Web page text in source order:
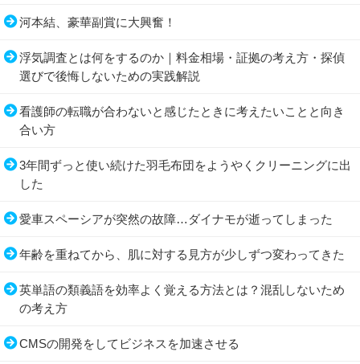
河本結、豪華副賞に大興奮！
浮気調査とは何をするのか｜料金相場・証拠の考え方・探偵
選びで後悔しないための実践解説
看護師の転職が合わないと感じたときに考えたいことと向き
合い方
3年間ずっと使い続けた羽毛布団をようやくクリーニングに出
した
愛車スペーシアが突然の故障…ダイナモが逝ってしまった
年齢を重ねてから、肌に対する見方が少しずつ変わってきた
英単語の類義語を効率よく覚える方法とは？混乱しないため
の考え方
CMSの開発をしてビジネスを加速させる